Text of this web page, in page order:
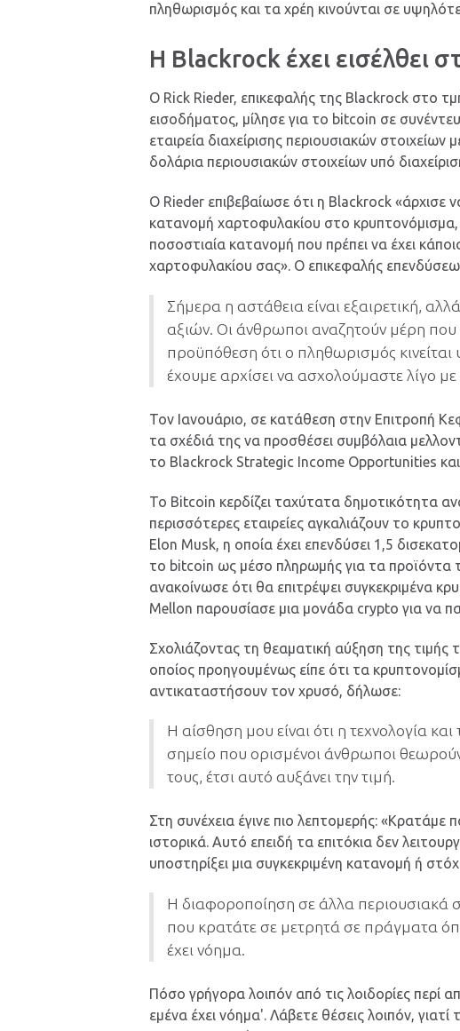
πληθωρισμός και τα χρέη κινούνται σε
Η Blackrock έχει εισέλθει
Ο Rick Rieder, επικεφαλής της Blackrock στο
εισοδήματος, μίλησε για το bitcoin σε
εταιρεία διαχείρισης περιουσιακών
δολάρια περιουσιακών στοιχείων υπό
Ο Rieder επιβεβαίωσε ότι η Blackrock «άρχισε
κατανομή χαρτοφυλακίου στο
ποσοστιαία κατανομή που πρέπει να έχει
χαρτοφυλακίου σας». Ο επικεφαλής
Σήμερα η αστάθεια είναι εξαιρετική,
αξιών. Οι άνθρωποι αναζητούν μέρη
προϋπόθεση ότι ο πληθωρισμός
έχουμε αρχίσει να ασχολούμαστε λίγο
Τον Ιανουάριο, σε κατάθεση στην Επιτροπή
τα σχέδιά της να προσθέσει συμβόλαια
το Blackrock Strategic Income Opportunities
Το Bitcoin κερδίζει ταχύτατα δημοτικότητα
περισσότερες εταιρείες αγκαλιάζουν το
Elon Musk, η οποία έχει επενδύσει 1,5
το bitcoin ως μέσο πληρωμής για τα προϊόντα
ανακοίνωσε ότι θα επιτρέψει συγκεκριμένα
Mellon παρουσίασε μια μονάδα crypto για να
Σχολιάζοντας τη θεαματική αύξηση της
οποίος προηγουμένως είπε ότι τα
αντικαταστήσουν τον χρυσό, δήλωσε:
Η αίσθηση μου είναι ότι η τεχνολογία και
σημείο που ορισμένοι άνθρωποι
τους, έτσι αυτό αυξάνει την τιμή.
Στη συνέχεια έγινε πιο λεπτομερής:
ιστορικά. Αυτό επειδή τα επιτόκια δεν
υποστηρίξει μια συγκεκριμένη κατανομή ή
Η διαφοροποίηση σε άλλα περιουσιακά
που κρατάτε σε μετρητά σε πράγματα
έχει νόημα.
Πόσο γρήγορα λοιπόν από τις λοιδορίες περί
εμένα έχει νόημα'. Λάβετε θέσεις λοιπόν,